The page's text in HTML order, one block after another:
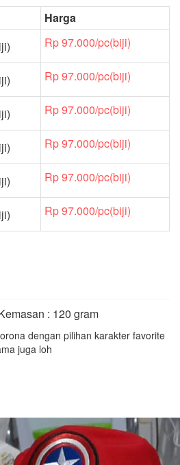
Harga
Rp 97.000/pc(biji)
Rp 97.000/pc(biji)
Rp 97.000/pc(biji)
Rp 97.000/pc(biji)
Rp 97.000/pc(biji)
Rp 97.000/pc(biji)
: 120 gram
dengan pilihan karakter favorite
juga loh